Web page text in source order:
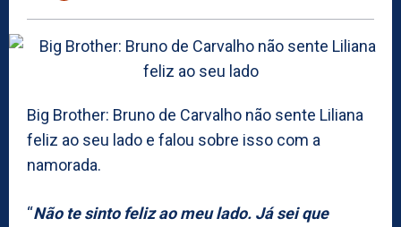
Big Brother: Bruno de Carvalho não sente Liliana
feliz ao seu lado e falou sobre isso com a
namorada.
“Não te sinto feliz ao meu lado. Já sei que